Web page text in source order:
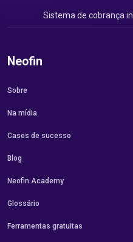
Sistema de cobrança
Neofin
Sobre
Na mídia
Cases de sucesso
Blog
Neofin Academy
Glossário
Ferramentas gratuitas